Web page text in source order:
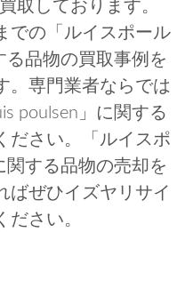
取しております。
での「ルイスポール
る品物の買取事例を
。専門業者ならでは
poulsen」に関する
ださい。「ルイスポ
関する品物の売却を
ばぜひイズヤリサイ
ださい。